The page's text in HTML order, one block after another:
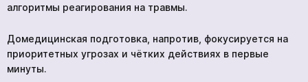
алгоритмы реагирования на травмы.
Домедицинская подготовка, напротив, фокусируется на
приоритетных угрозах и чётких действиях в первые
минуты.